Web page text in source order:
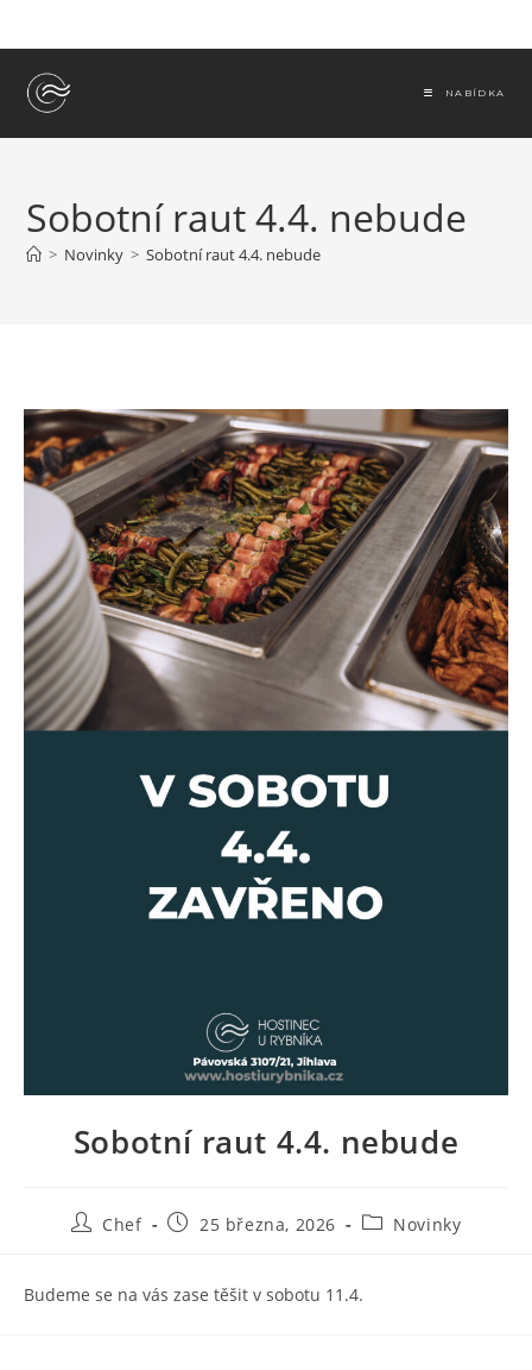
k
obsahu
NABÍDKA
Sobotní raut 4.4. nebude
> Novinky > Sobotní raut 4.4. nebude
Sobotní raut 4.4. nebude
AutorChef
Příspěvek
25 března, 2026
RubrikyNovinky
Budeme se na vás zase těšit v sobotu 11.4.